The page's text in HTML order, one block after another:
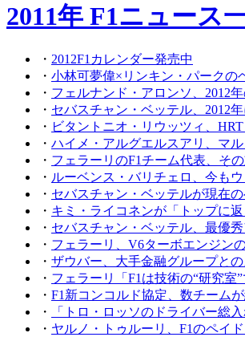
2011年 F1ニュース
・ 2012F1カレンダー発売中
・ 小林可夢偉×リンキン・パークの
・ フェルナンド・アロンソ、2012
・ セバスチャン・ベッテル、2012
・ ビタントニオ・リウッツィ、
・ ハイメ・アルグエルスアリ、マ
・ フェラーリのF1チーム代表、そ
・ ルーベンス・バリチェロ、今も
・ セバスチャン・ベッテルが現在
・ キミ・ライコネンが「トップに
・ セバスチャン・ベッテル、最優
・ フェラーリ、V6ターボエンジン
・ ザウバー、大手金融グループと
・ フェラーリ「F1は技術の“研究室”
・ F1新コンコルド協定、数チーム
・
「トロ・ロッソのドライバー総
・ ヤルノ・トゥルーリ、F1のペイ